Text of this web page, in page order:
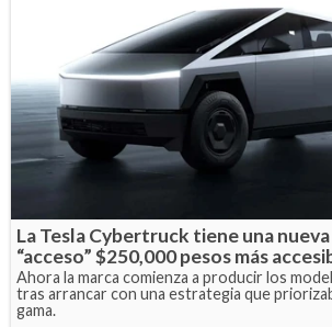
La Tesla Cybertruck tiene una
“acceso” $250,000 pesos más
Ahora la marca comienza a producir los
tras arrancar con una estrategia que
gama.